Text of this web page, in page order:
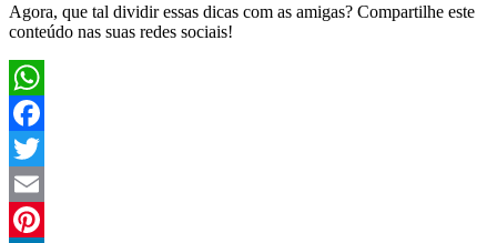
Agora, que tal dividir essas dicas com as amigas? Compartilhe este
conteúdo nas suas redes sociais!
WhatsApp
Facebook
Twitter
Email